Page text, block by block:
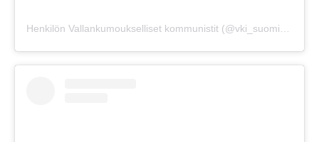
Henkilön Vallankumoukselliset kommunistit (@vki_suomi) jakama julkaisu